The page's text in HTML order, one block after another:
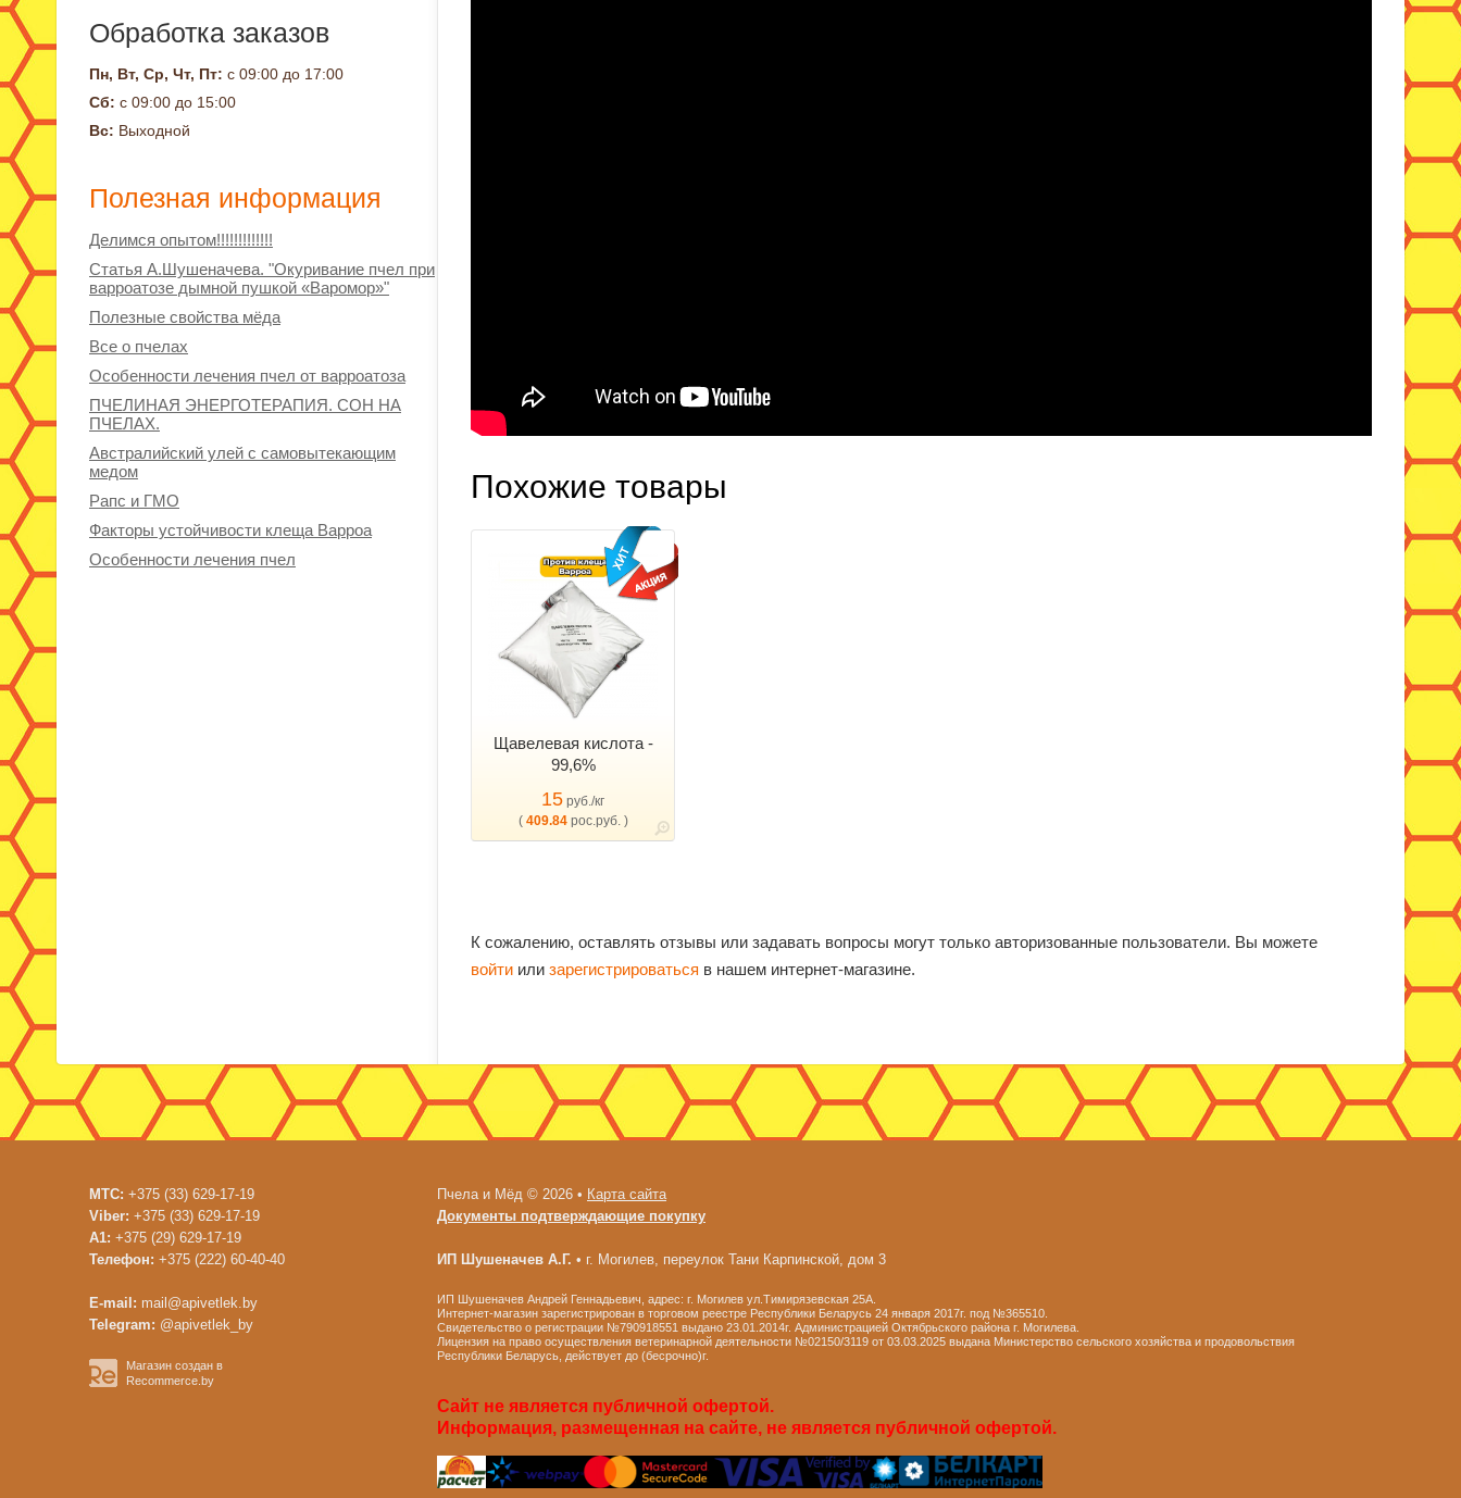
Похожие товары
Щавелевая кислота -
99,6%
15 руб./кг
( 409.84рос.руб. )
К сожалению, оставлять отзывы или задавать вопросы могут только авторизованные пользователи. Вы можете
войти или зарегистрироваться в нашем интернет-магазине.
Обработка заказов
Пн, Вт, Ср, Чт, Пт: с 09:00 до 17:00
Сб: с 09:00 до 15:00
Вс: Выходной
Полезная информация
Делимся опытом!!!!!!!!!!!!!
Статья А.Шушеначева. "Окуривание пчел при
варроатозе дымной пушкой «Варомор»"
Полезные свойства мёда
Все о пчелах
Особенности лечения пчел от варроатоза
ПЧЕЛИНАЯ ЭНЕРГОТЕРАПИЯ. СОН НА
ПЧЕЛАХ.
Австралийский улей с самовытекающим
медом
Рапс и ГМО
Факторы устойчивости клеща Варроа
Особенности лечения пчел
МТС: +375 (33) 629-17-19
Viber: +375 (33) 629-17-19
A1: +375 (29) 629-17-19
Телефон: +375 (222) 60-40-40
E-mail: mail@apivetlek.by
Telegram: @apivetlek_by
Магазин создан в
Recommerce.by
Пчела и Мёд © 2026 • Карта сайта
Документы подтверждающие покупку
ИП Шушеначев А.Г. • г. Могилев, переулок Тани Карпинской, дом 3
ИП Шушеначев Андрей Геннадьевич, адрес: г. Могилев ул.Тимирязевская 25А.
Интернет-магазин зарегистрирован в торговом реестре Республики Беларусь 24 января 2017г. под №365510.
Свидетельство о регистрации №790918551 выдано 23.01.2014г. Администрацией Октябрьского района г. Могилева.
Лицензия на право осуществления ветеринарной деятельности №02150/3119 от 03.03.2025 выдана Министерство сельского хозяйства и продовольствия
Республики Беларусь, действует до (бесрочно)г.
Сайт не является публичной офертой.
Информация, размещенная на сайте, не является публичной офертой.